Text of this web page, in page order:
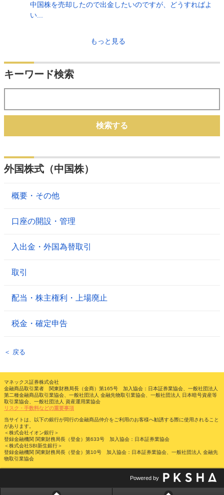
中国株を売却したので出金したいのですが、どうすればよ
い...
もっと見る
キーワード検索
検索する
外国株式（中国株）
概要・その他
口座の開設・管理
入出金・外国為替取引
取引
配当・株主権利・上場廃止
税金・確定申告
＜ 戻る
マネックス証券株式会社
金融商品取引業者 関東財務局長（金商）第165号 加入協会：日本証券業協会、一般社団法人
第二種金融商品取引業協会、一般社団法人 金融先物取引業協会、一般社団法人 日本暗号資産等
取引業協会、一般社団法人 資産運用業協会
リスク・手数料などの重要事項
当サイトは、以下の銀行が同行の金融商品仲介をご利用のお客様へ勧誘する際に使用されること
があります。
＜株式会社イオン銀行＞
登録金融機関 関東財務局長（登金）第633号 加入協会：日本証券業協会
＜株式会社SBI新生銀行＞
登録金融機関 関東財務局長（登金）第10号 加入協会：日本証券業協会、一般社団法人 金融先
物取引業協会
Powered by